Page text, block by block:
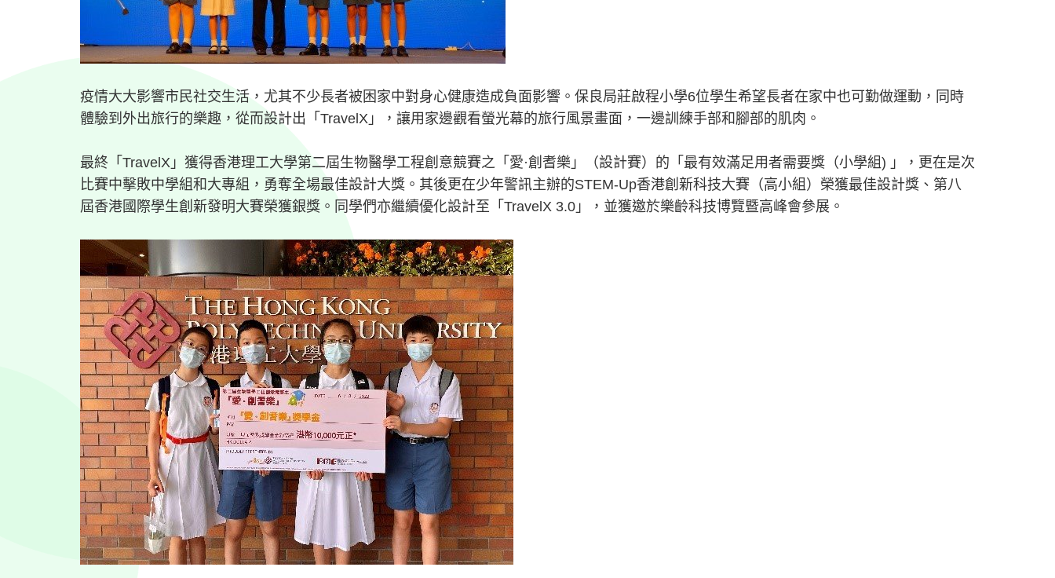
疫情大大影響市民社交生活，尤其不少長者被困家中對身心健康造成負面影響。保良局莊啟程小學6位學生希望長者在家中也可勤做運動，同時
體驗到外出旅行的樂趣，從而設計出「TravelX」，讓用家邊觀看螢光幕的旅行風景畫面，一邊訓練手部和腳部的肌肉。
最終「TravelX」獲得香港理工大學第二屆生物醫學工程創意競賽之「愛·創耆樂」（設計賽）的「最有效滿足用者需要獎（小學組) 」，更在是次
比賽中擊敗中學組和大專組，勇奪全場最佳設計大獎。其後更在少年警訊主辦的STEM-Up香港創新科技大賽（高小組）榮獲最佳設計獎、第八
屆香港國際學生創新發明大賽榮獲銀獎。同學們亦繼續優化設計至「TravelX 3.0」，並獲邀於樂齡科技博覽暨高峰會參展。